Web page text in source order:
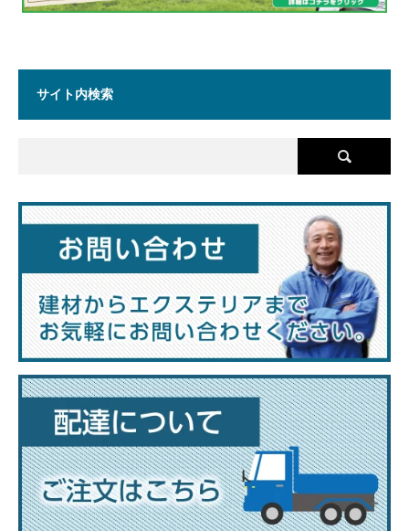
サイト内検索